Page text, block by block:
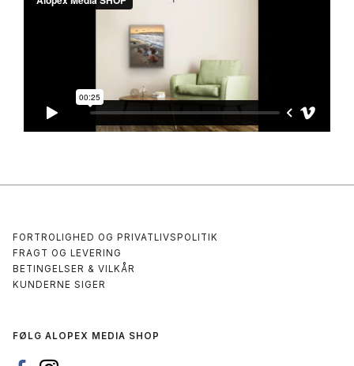
FORTROLIGHED OG PRIVATLIVSPOLITIK
FRAGT OG LEVERING
BETINGELSER & VILKÅR
KUNDERNE SIGER
FØLG ALOPEX MEDIA SHOP